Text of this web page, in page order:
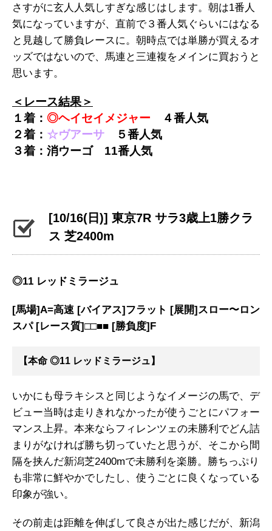
さすがに玄人人気しすぎな感じはします。朝は1番人
気になっていますが、直前で３番人気ぐらいにはなる
と見越して勝負レースに。朝時点では単勝が買えるオ
ッズではないので、馬連と三連複をメインに買おうと
思います。
＜レース結果＞
１着： ◎ヘイセイメジャー ４番人気
２着： ☆ヴアーサ ５番人気
３着：消ウーゴ11番人気
[10/16(日)] 東京7R サラ3歳上1勝クラ
ス 芝2400m
◎11 レッドミラージュ
[馬場]A=高速 [バイアス]フラット [展開]スロー〜ロン
スパ [レース質]□□■■ [勝負度]F
【本命 ◎11 レッドミラージュ】
いかにも母ラキシスと同じようなイメージの馬で、デ
ビュー当時は走りきれなかったが使うごとにパフォー
マンス上昇。本来ならフィレンツェの未勝利でどん詰
まりがなければ勝ち切っていたと思うが、そこから間
隔を挟んだ新潟芝2400mで未勝利を楽勝。勝ちっぷり
も非常に鮮やかでしたし、使うごとに良くなっている
印象が強い。
その前走は距離を伸ばして良さが出た感じだが、新潟